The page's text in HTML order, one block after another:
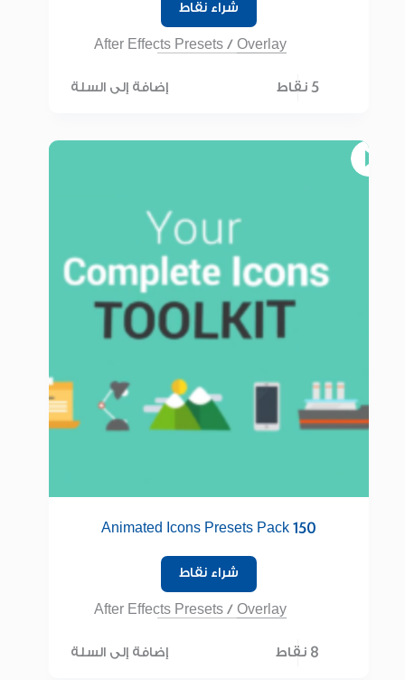
شراء نقاط
After Effects Presets /Overlay
5 نقاط إضافة إلى السلة
150 Animated Icons Presets Pack
شراء نقاط
After Effects Presets /Overlay
8 نقاط إضافة إلى السلة